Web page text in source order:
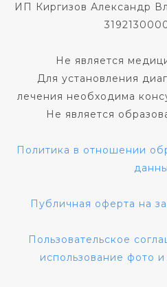
ИП Киргизов Александр
Не является
Для установления
лечения необходима
Не является
Политика в отношении
Публичная оферта на
Пользовательское
использование фото